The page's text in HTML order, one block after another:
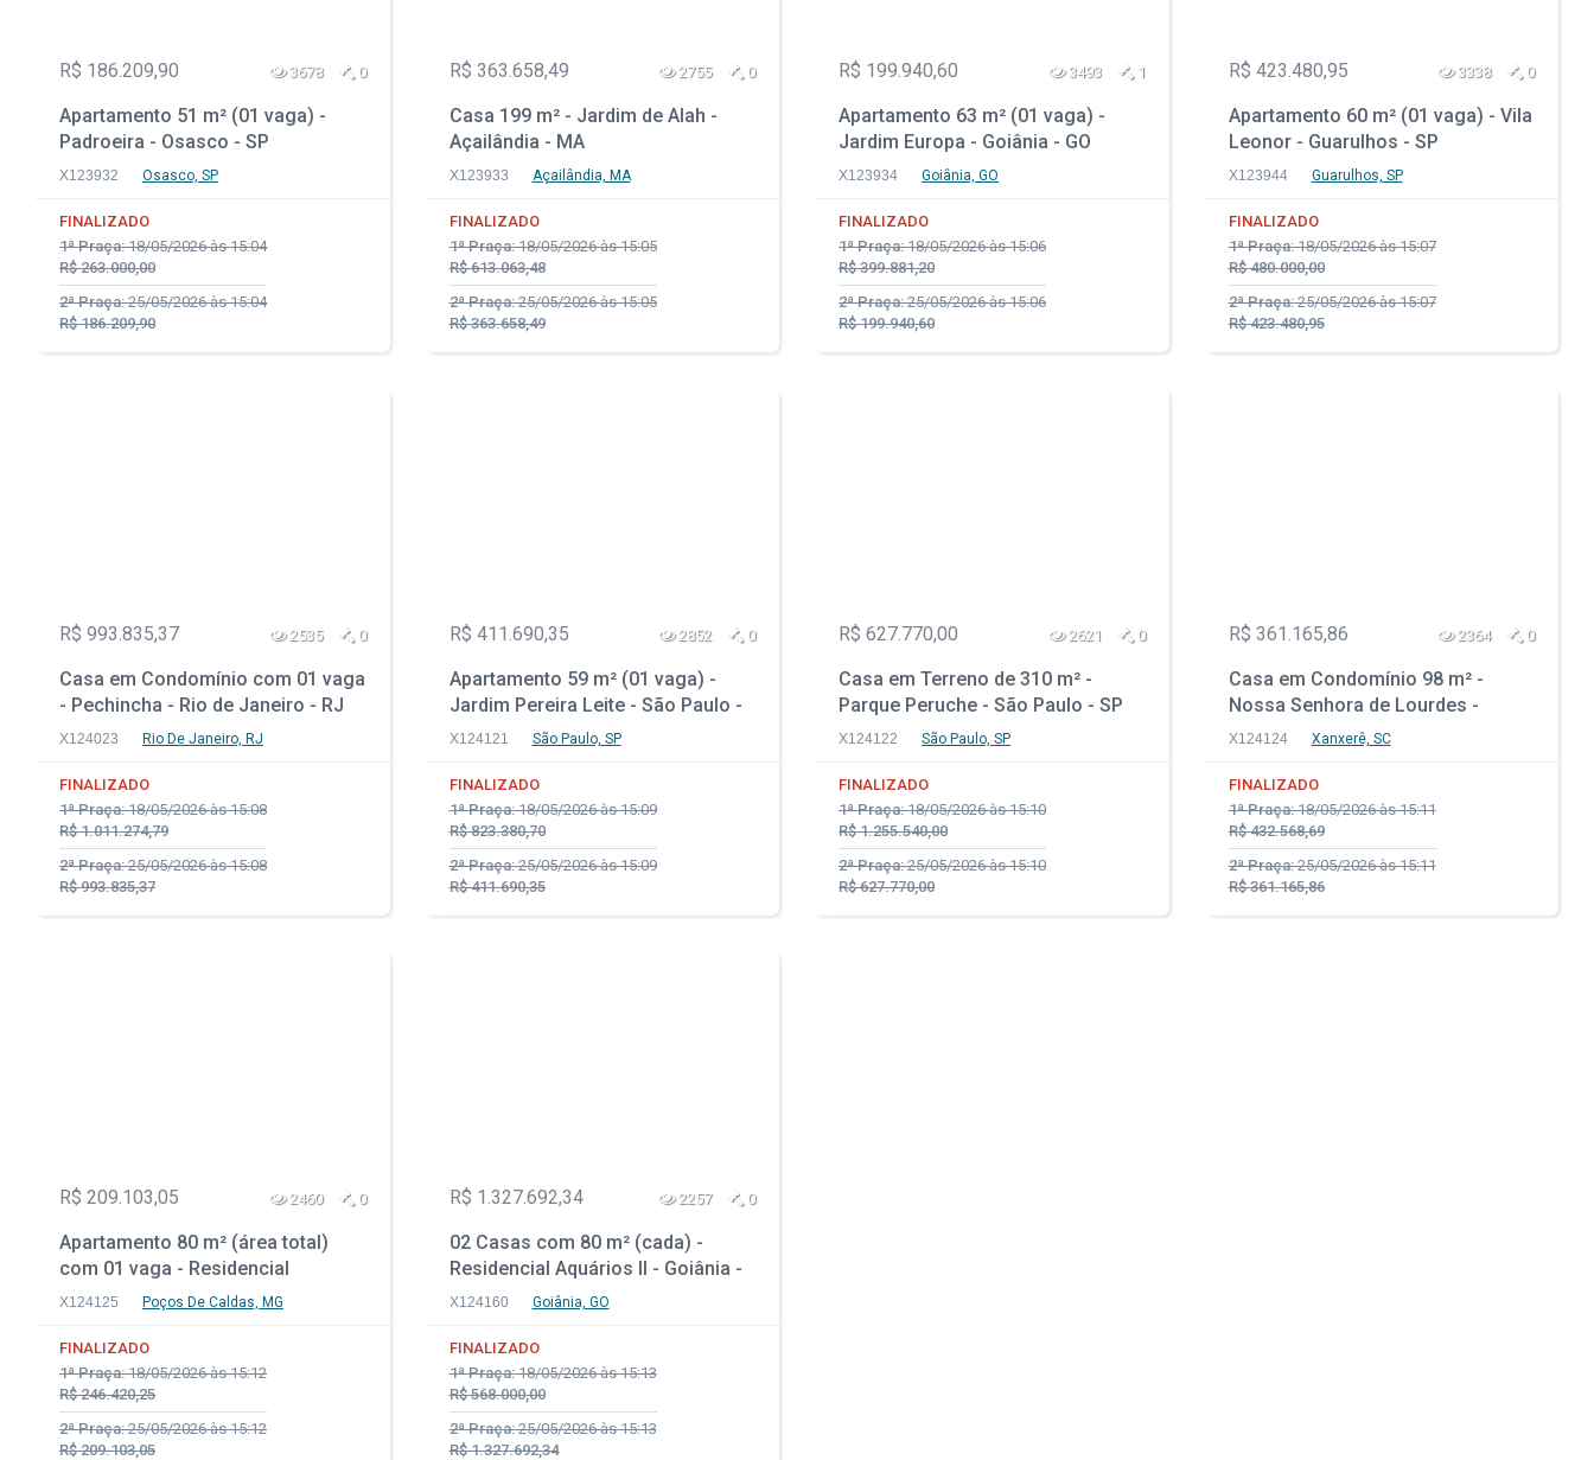
R$ 186.209,90 3678 0
Apartamento 51 m² (01 vaga) -
Padroeira - Osasco - SP
X123932 Osasco, SP
FINALIZADO
1ª Praça:18/05/2026 às 15:04
R$ 263.000,00
2ª Praça:25/05/2026 às 15:04
R$ 186.209,90
R$ 363.658,49 2755 0
Casa 199 m² - Jardim de Alah -
Açailândia - MA
X123933 Açailândia, MA
FINALIZADO
1ª Praça:18/05/2026 às 15:05
R$ 613.063,48
2ª Praça:25/05/2026 às 15:05
R$ 363.658,49
R$ 199.940,60 3493 1
Apartamento 63 m² (01 vaga) -
Jardim Europa - Goiânia - GO
X123934 Goiânia, GO
FINALIZADO
1ª Praça:18/05/2026 às 15:06
R$ 399.881,20
2ª Praça:25/05/2026 às 15:06
R$ 199.940,60
R$ 423.480,95 3338 0
Apartamento 60 m² (01 vaga) - Vila
Leonor - Guarulhos - SP
X123944 Guarulhos, SP
FINALIZADO
1ª Praça:18/05/2026 às 15:07
R$ 480.000,00
2ª Praça:25/05/2026 às 15:07
R$ 423.480,95
R$ 993.835,37 2535 0
Casa em Condomínio com 01 vaga
- Pechincha - Rio de Janeiro - RJ
X124023 Rio De Janeiro, RJ
FINALIZADO
1ª Praça:18/05/2026 às 15:08
R$ 1.011.274,79
2ª Praça:25/05/2026 às 15:08
R$ 993.835,37
R$ 411.690,35 2852 0
Apartamento 59 m² (01 vaga) -
Jardim Pereira Leite - São Paulo -
SP
X124121 São Paulo, SP
FINALIZADO
1ª Praça:18/05/2026 às 15:09
R$ 823.380,70
2ª Praça:25/05/2026 às 15:09
R$ 411.690,35
R$ 627.770,00 2621 0
Casa em Terreno de 310 m² -
Parque Peruche - São Paulo - SP
X124122 São Paulo, SP
FINALIZADO
1ª Praça:18/05/2026 às 15:10
R$ 1.255.540,00
2ª Praça:25/05/2026 às 15:10
R$ 627.770,00
R$ 361.165,86 2364 0
Casa em Condomínio 98 m² -
Nossa Senhora de Lourdes -
Xanxerê - SC
X124124 Xanxerê, SC
FINALIZADO
1ª Praça:18/05/2026 às 15:11
R$ 432.568,69
2ª Praça:25/05/2026 às 15:11
R$ 361.165,86
R$ 209.103,05 2460 0
Apartamento 80 m² (área total)
com 01 vaga - Residencial
Veredas - Poços de Caldas - MG
X124125 Poços De Caldas, MG
FINALIZADO
1ª Praça:18/05/2026 às 15:12
R$ 246.420,25
2ª Praça:25/05/2026 às 15:12
R$ 209.103,05
R$ 1.327.692,34 2257 0
02 Casas com 80 m² (cada) -
Residencial Aquários II - Goiânia -
GO
X124160 Goiânia, GO
FINALIZADO
1ª Praça:18/05/2026 às 15:13
R$ 568.000,00
2ª Praça:25/05/2026 às 15:13
R$ 1.327.692,34